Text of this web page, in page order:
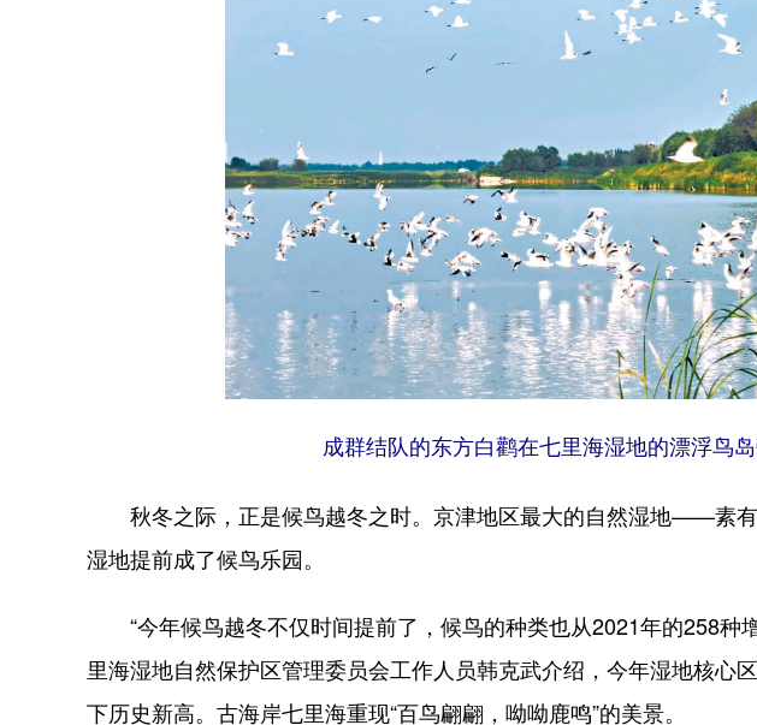
成群结队的东方白鹳在七里海湿地的漂浮鸟岛
秋冬之际，正是候鸟越冬之时。京津地区最大的自然湿地——素有
湿地提前成了候鸟乐园。
“今年候鸟越冬不仅时间提前了，候鸟的种类也从2021年的258种
里海湿地自然保护区管理委员会工作人员韩克武介绍，今年湿地核心
下历史新高。古海岸七里海重现“百鸟翩翩，呦呦鹿鸣”的美景。